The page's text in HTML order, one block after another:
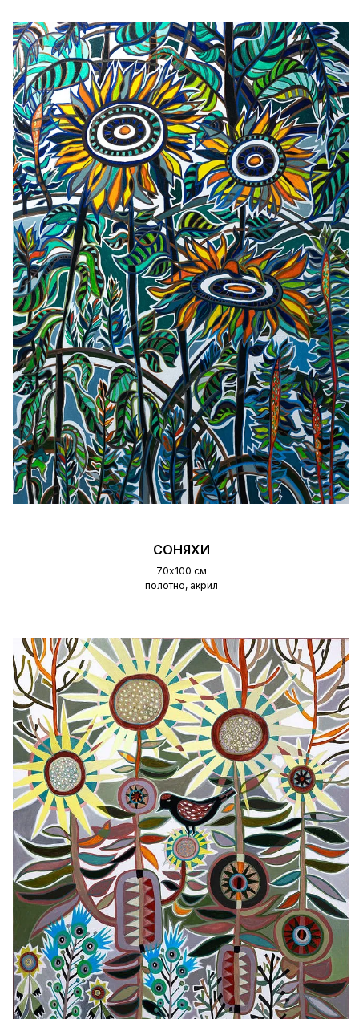
СОНЯХИ
70х100 см
полотно, акрил